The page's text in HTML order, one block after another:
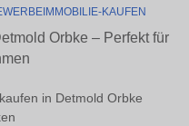
KAUFEN
Orbke – Perfekt für
in Detmold Orbke